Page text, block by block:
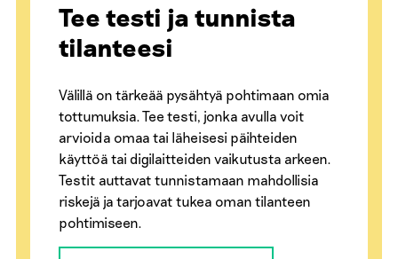
Tee testi ja tunnista
tilanteesi
Välillä on tärkeää pysähtyä pohtimaan omia
tottumuksia. Tee testi, jonka avulla voit
arvioida omaa tai läheisesi päihteiden
käyttöä tai digilaitteiden vaikutusta arkeen.
Testit auttavat tunnistamaan mahdollisia
riskejä ja tarjoavat tukea oman tilanteen
pohtimiseen.